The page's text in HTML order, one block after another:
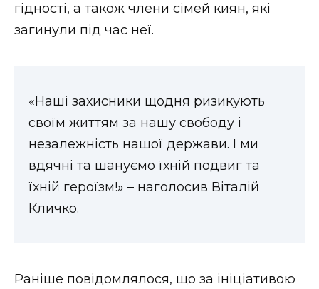
гідності, а також члени сімей киян, які
загинули під час неї.
«Наші захисники щодня ризикують
своїм життям за нашу свободу і
незалежність нашої держави. І ми
вдячні та шануємо їхній подвиг та
їхній героїзм!» – наголосив Віталій
Кличко.
Раніше повідомлялося, що за ініціативою